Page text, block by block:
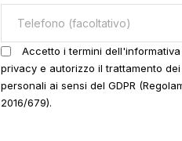
Accetto i termini dell'informativa
privacy e autorizzo il trattamento dei
personali ai sensi del GDPR
2016/679).